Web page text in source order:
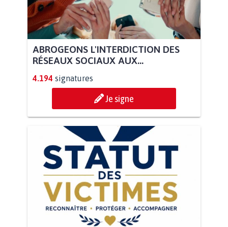
ABROGEONS L'INTERDICTION DES
RÉSEAUX SOCIAUX AUX...
4.194 signatures
Je signe